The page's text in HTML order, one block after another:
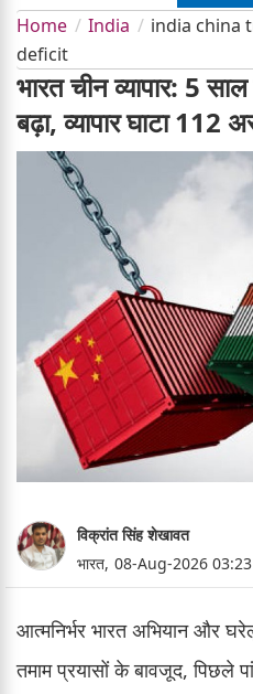
Home India
india china
deficit
भारत चीन व्यापार: 5
बढ़ा, व्यापार घाटा 112
विक्रांत सिंह शेखावत
भारत, 08-Aug-2026
आत्मनिर्भर भारत अभियान और
तमाम प्रयासों के बावजूद, पिछले